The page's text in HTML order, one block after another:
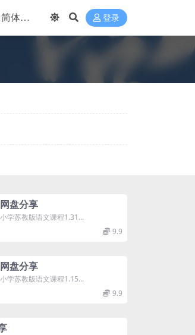
登录
盘分享
学苏教版语文课程1.31...
9.9
盘分享
学苏教版语文课程1.15...
9.9